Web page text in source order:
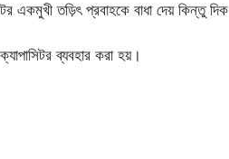
একমুখী তড়িৎ প্রবাহকে বাধা দেয় কিন্তু দিক
ব্যবহার করা হয়।